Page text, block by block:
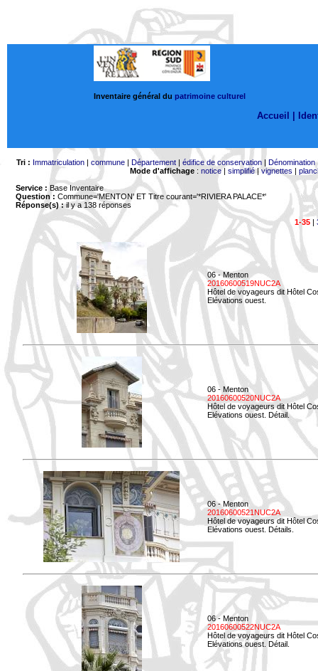
Inventaire général du patrimoine culturel
Accueil |
Tri : Immatriculation| commune| Département| édifice de conservation| Dénomination
Mode d'affichage: notice| simplifié|vignettes |
Service : Base Inventaire
Question : Commune='MENTON' ET Titre courant='*RIVIERA PALACE*'
Réponse(s) :il y a 138 réponses
1-35|
06 - Menton
20160600519NUC2A
Hôtel de voyageurs dit Hôtel
Elévations ouest.
06 - Menton
20160600520NUC2A
Hôtel de voyageurs dit Hôtel
Elévations ouest. Détail.
06 - Menton
20160600521NUC2A
Hôtel de voyageurs dit Hôtel
Elévations ouest. Détails.
06 - Menton
20160600522NUC2A
Hôtel de voyageurs dit Hôtel
Elévations ouest. Détail.